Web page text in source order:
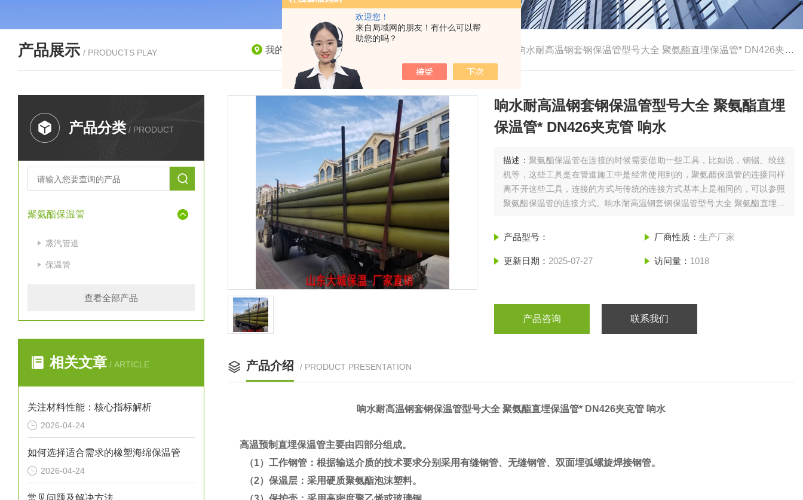
欢迎您！
来自局域网的朋友！有什么可以帮
助您的吗？
产品展示 / PRODUCTS PLAY 我的位置：首页> 响水耐高温钢套钢保温管型号大全 聚氨酯直埋保温管* DN426夹克管 响水
产品分类 / PRODUCT
聚氨酯保温管
蒸汽管道
保温管
查看全部产品
相关文章 / ARTICLE
关注材料性能：核心指标解析
2026-04-24
如何选择适合需求的橡塑海绵保温管
2026-04-24
常见问题及解决方法
响水耐高温钢套钢保温管型号大全 聚氨酯直埋
保温管* DN426夹克管 响水
描述：聚氨酯保温管在连接的时候需要借助一些工具，比如说，钢锯、绞丝
机等，这些工具是在管道施工中是经常使用到的，聚氨酯保温管的连接同样
离不开这些工具，连接的方式与传统的连接方式基本上是相同的，可以参照
聚氨酯保温管的连接方式。响水耐高温钢套钢保温管型号大全 聚氨酯直埋保
产品型号： 厂商性质： 生产厂家
更新日期： 2025-07-27 访问量： 1018
产品咨询 联系我们
产品介绍 / PRODUCT PRESENTATION
响水耐高温钢套钢保温管型号大全 聚氨酯直埋保温管* DN426夹克管 响水
高温预制直埋保温管主要由四部分组成。
（1）工作钢管：根据输送介质的技术要求分别采用有缝钢管、无缝钢管、双面埋弧螺旋焊接钢管。
（2）保温层：采用硬质聚氨酯泡沫塑料。